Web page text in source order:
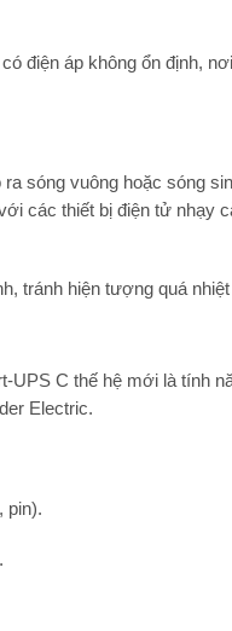
điện áp không ổn định,
sóng vuông hoặc sóng
các thiết bị điện tử nhạy
tránh hiện tượng quá
UPS C thế hệ mới là tính
Electric.
pin).